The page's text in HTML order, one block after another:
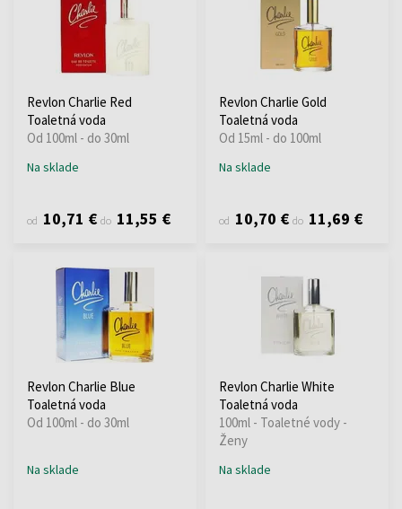
Revlon Charlie Red
Toaletná voda
Od 100ml - do 30ml
Na sklade
od 10,71 € do 11,55 €
Revlon Charlie Gold
Toaletná voda
Od 15ml - do 100ml
Na sklade
od 10,70 € do 11,69 €
Revlon Charlie Blue
Toaletná voda
Od 100ml - do 30ml
Na sklade
Revlon Charlie White
Toaletná voda
100ml - Toaletné vody -
Ženy
Na sklade